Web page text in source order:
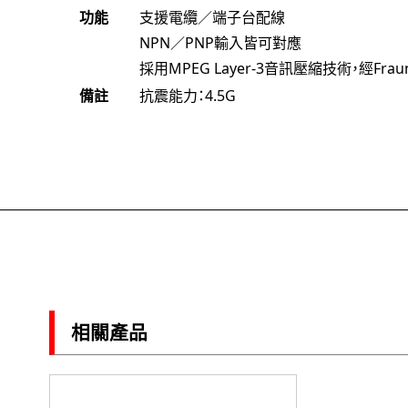
功能
支援電纜／端子台配線
NPN／PNP輸入皆可對應
採用MPEG Layer-3音訊壓縮技術，經
備註
抗震能力：4.5G
相關產品